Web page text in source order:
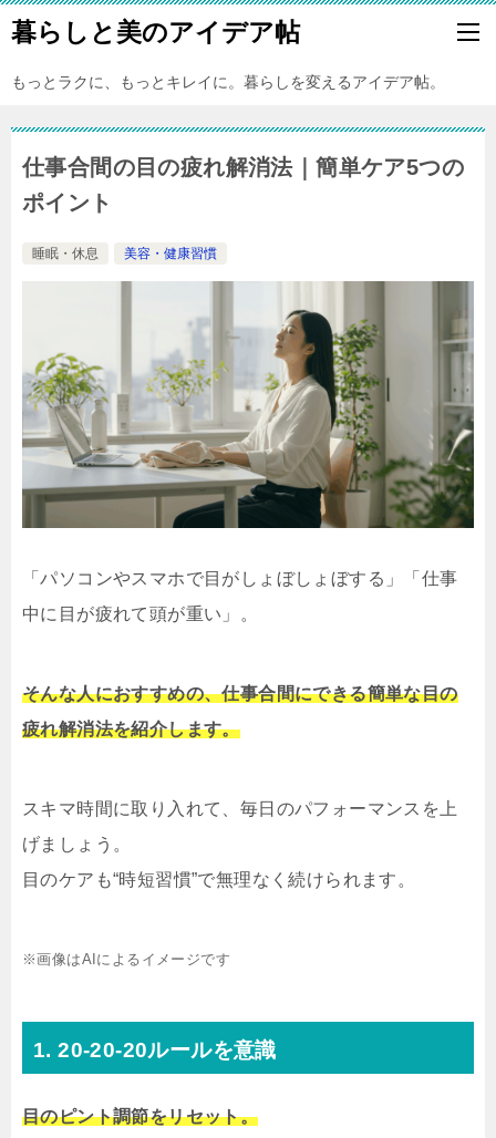
暮らしと美のアイデア帖
もっとラクに、もっとキレイに。暮らしを変えるアイデア帖。
仕事合間の目の疲れ解消法｜簡単ケア5つの
ポイント
睡眠・休息 美容・健康習慣
「パソコンやスマホで目がしょぼしょぼする」「仕事
中に目が疲れて頭が重い」。
そんな人におすすめの、仕事合間にできる簡単な目の
疲れ解消法を紹介します。
スキマ時間に取り入れて、毎日のパフォーマンスを上
げましょう。
目のケアも“時短習慣”で無理なく続けられます。
※画像はAIによるイメージです
1. 20-20-20ルールを意識
目のピント調節をリセット。